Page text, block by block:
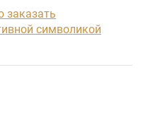
заказать
символикой